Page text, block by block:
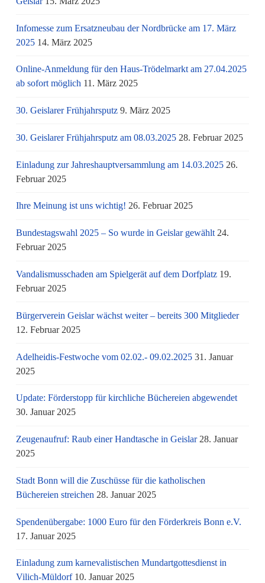
Infomesse zum Ersatzneubau der Nordbrücke am 17. März
2025 14. März 2025
Online-Anmeldung für den Haus-Trödelmarkt am 27.04.2025
ab sofort möglich 11. März 2025
30. Geislarer Frühjahrsputz 9. März 2025
30. Geislarer Frühjahrsputz am 08.03.2025 28. Februar 2025
Einladung zur Jahreshauptversammlung am 14.03.2025 26.
Februar 2025
Ihre Meinung ist uns wichtig! 26. Februar 2025
Bundestagswahl 2025 – So wurde in Geislar gewählt 24.
Februar 2025
Vandalismusschaden am Spielgerät auf dem Dorfplatz 19.
Februar 2025
Bürgerverein Geislar wächst weiter – bereits 300 Mitglieder
12. Februar 2025
Adelheidis-Festwoche vom 02.02.- 09.02.2025 31. Januar
2025
Update: Förderstopp für kirchliche Büchereien abgewendet
30. Januar 2025
Zeugenaufruf: Raub einer Handtasche in Geislar 28. Januar
2025
Stadt Bonn will die Zuschüsse für die katholischen
Büchereien streichen 28. Januar 2025
Spendenübergabe: 1000 Euro für den Förderkreis Bonn e.V.
17. Januar 2025
Einladung zum karnevalistischen Mundartgottesdienst in
Vilich-Müldorf 10. Januar 2025